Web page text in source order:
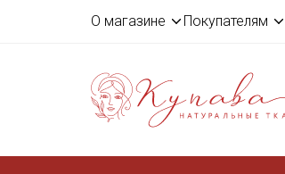
О магазине Покупателям